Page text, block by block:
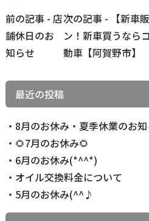
前
後
の
事
へ
前の記事 - 店
舗休日のお
知らせ
次の記事 - 【新車
ン！新車買うなら
動車【阿賀野市】
最近の投稿
8月のお休み・夏季休業のお
🌻7月のお休み🌻
6月のお休み(*^^*)
オイル交換料金について
5月のお休み(^^♪